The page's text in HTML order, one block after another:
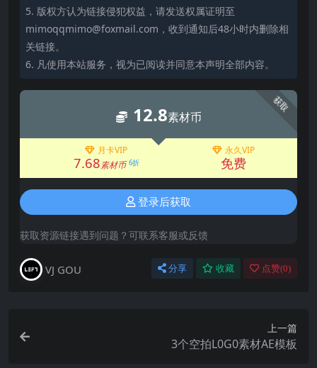
5. 版权方认为链接侵犯权益，请发送权属证明至
mimoqqmimo@foxmail.com，收到通知后48小时内删除相
关链接。
6. 凡使用本站服务，视为已阅读并同意本声明全部内容。
获取
12.8素材币
月卡VIP
7.68素材币 6折
永久VIP
免费
登录后获取
获取资源链接遇到问题？可联系客服或反馈
VJ GOU 分享 收藏 点赞(0)
上一篇
3个空拍L0G0素材AE模板